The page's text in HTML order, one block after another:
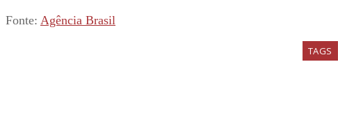
Fonte: Agência Brasil
TAGS